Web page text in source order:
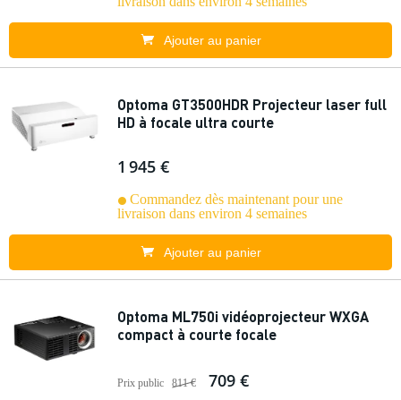
Ajouter au panier
Optoma GT3500HDR Projecteur laser full
HD à focale ultra courte
1 945 €
Commandez dès maintenant pour une
livraison dans environ 4 semaines
Ajouter au panier
Optoma ML750i vidéoprojecteur WXGA
compact à courte focale
Prix public 811 € 709 €